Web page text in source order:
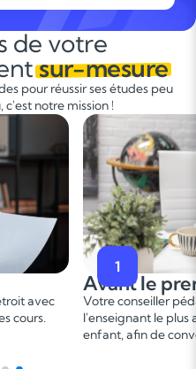
de votre
sur-mesure
pour réussir ses études peu
notre mission !
cours
vous met en relation
en fonction du profil de
d'une date pour un premier